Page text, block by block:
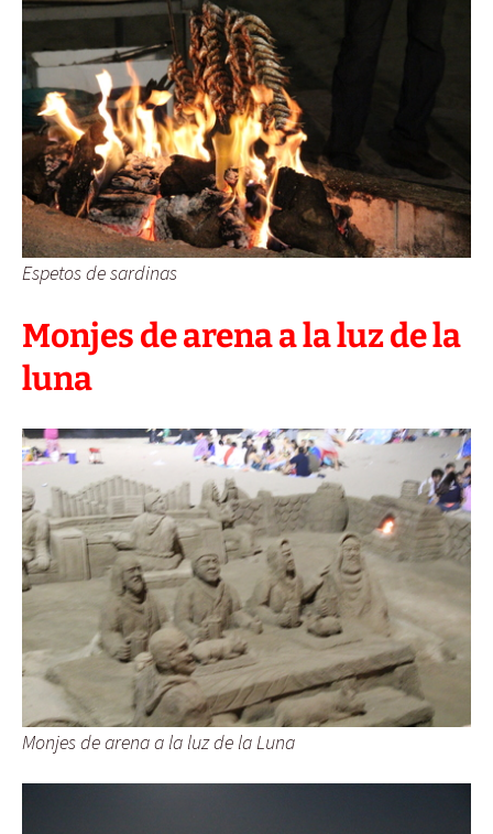
Espetos de sardinas
Monjes de arena a la luz de la
luna
Monjes de arena a la luz de la Luna